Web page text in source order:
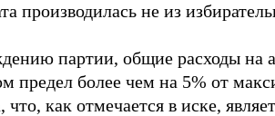
производилась не из
партии, общие расходы на
предел более чем на 5% от
что, как отмечается в иске,